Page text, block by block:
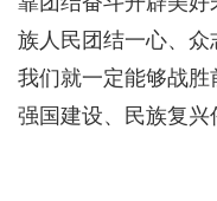
族人民团结一心、众
我们就一定能够战
强国建设、民族复兴